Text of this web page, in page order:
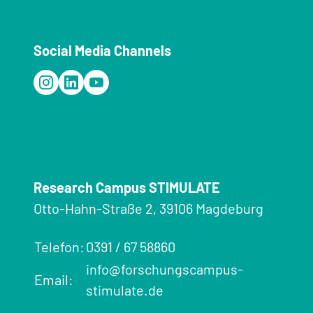
Social Media Channels
Research Campus STIMULATE
Otto-Hahn-Straße 2, 39106 Magdeburg
Telefon: 0391 / 67 58860
Email:
info@forschungscampus-
stimulate.de